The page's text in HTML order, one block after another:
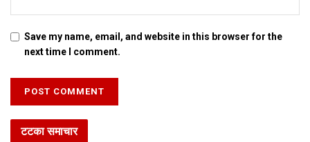
Save my name, email, and website in this browser for the
next time I comment.
टटका समाचार